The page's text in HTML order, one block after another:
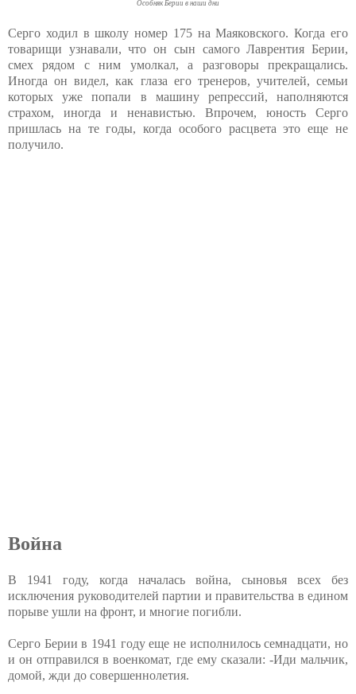
Особняк Берии в наши дни
Серго ходил в школу номер 175 на Маяковского. Когда его
товарищи узнавали, что он сын самого Лаврентия Берии,
смех рядом с ним умолкал, а разговоры прекращались.
Иногда он видел, как глаза его тренеров, учителей, семьи
которых уже попали в машину репрессий, наполняются
страхом, иногда и ненавистью. Впрочем, юность Серго
пришлась на те годы, когда особого расцвета это еще не
получило.
Война
В 1941 году, когда началась война, сыновья всех без
исключения руководителей партии и правительства в едином
порыве ушли на фронт, и многие погибли.
Серго Берии в 1941 году еще не исполнилось семнадцати, но
и он отправился в военкомат, где ему сказали: -Иди мальчик,
домой, жди до совершеннолетия.